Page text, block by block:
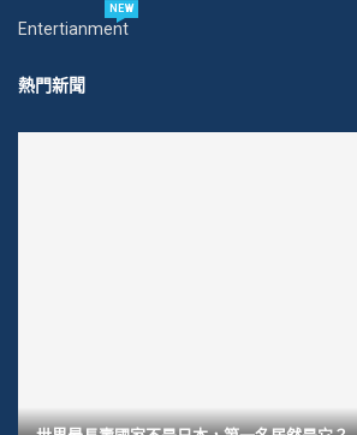
Entertianment
NEW
熱門新聞